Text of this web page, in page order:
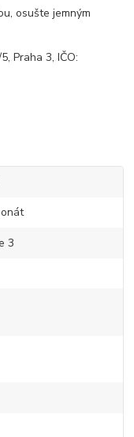
osušte jemným
Praha 3, IČO:
3